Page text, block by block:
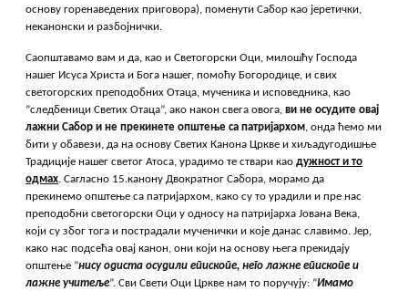
основу горенаведених приговора), поменути Сабор као јеретички,
неканонски и разбојнички.
Саопштавамо вам и да, као и Светогорски Оци, милошћу Господа
нашег Исуса Христа и Бога нашег, помоћу Богородице, и свих
светогорских преподобних Отаца, мученика и исповедника, као
”следбеници Светих Отаца”, ако након свега овога, ви не осудите овај
лажни Сабор и не прекинете општење са патријархом, онда ћемо ми
бити у обавези, да на основу Светих Канона Цркве и хиљадугодишње
Традиције нашег светог Атоса, урадимо те ствари каодужност и то
одмах. Сагласно 15.канону Двократног Сабора, морамо да
прекинемо општење са патријархом, како су то урадили и пре нас
преподобни светогорски Оци у односу на патријарха Јована Века,
који су због тога и пострадали мученички и које данас славимо. Јер,
како нас подсећа овај канон, они који на основу њега прекидају
општење ”нису одиста осудили епископе, него лажне епископе и
лажне учитеље”. Сви Свети Оци Цркве нам то поручују: ”Имамо